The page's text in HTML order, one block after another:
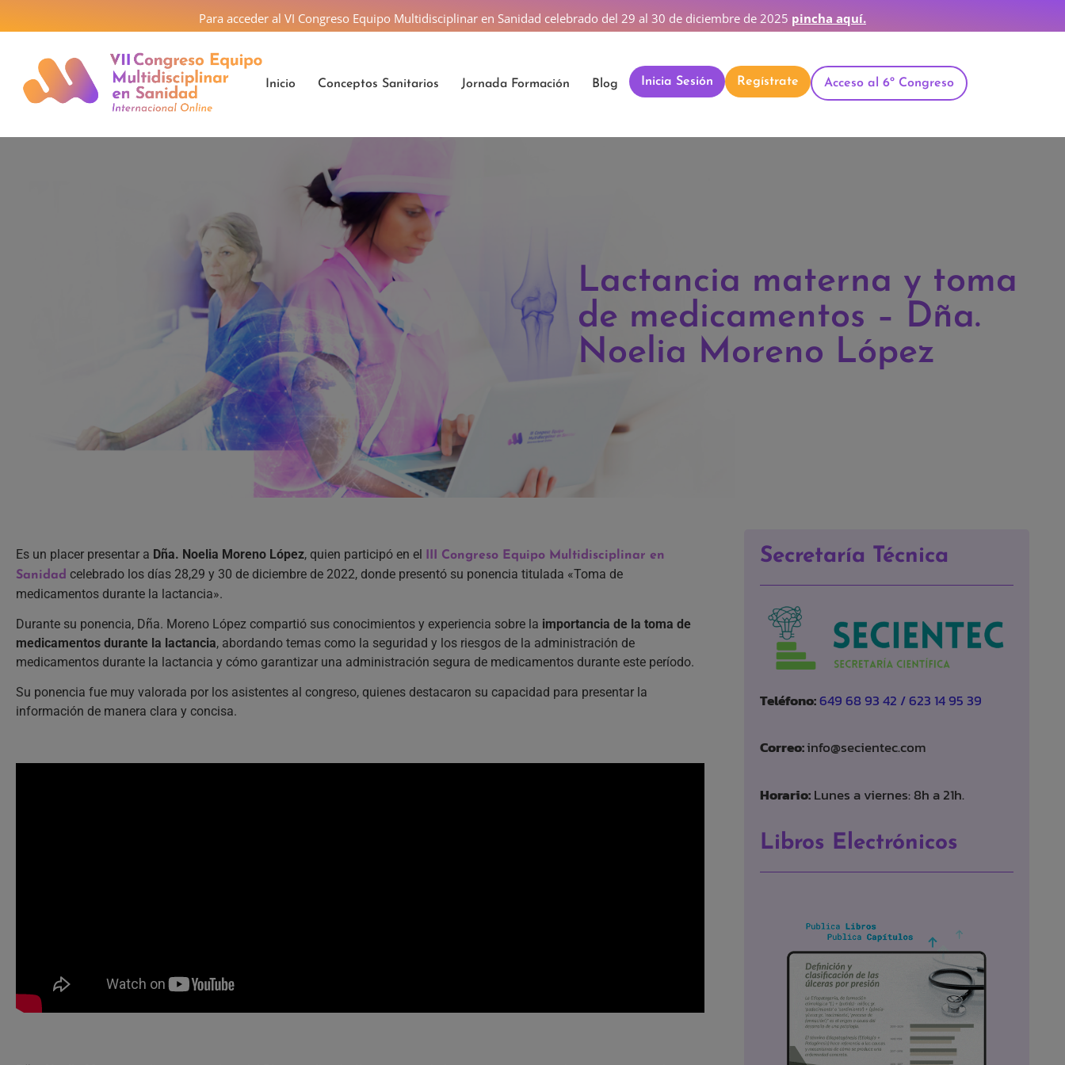
Para acceder al VI Congreso Equipo Multidisciplinar en Sanidad celebrado del 29 al 30 de diciembre de 2025 pincha aquí.
Inicio Conceptos Sanitarios Jornada Formación Blog Inicia Sesión Regístrate Acceso al 6º Congreso
Lactancia materna y toma
de medicamentos – Dña.
Noelia Moreno López
Es un placer presentar a Dña. Noelia Moreno López, quien participó en el
III Congreso Equipo Multidisciplinar en
Sanidad celebrado los días 28,29 y 30 de diciembre de 2022, donde presentó su ponencia titulada «Toma de
medicamentos durante la lactancia».
Durante su ponencia, Dña. Moreno López compartió sus conocimientos y experiencia sobre la importancia de la toma de
medicamentos durante la lactancia, abordando temas como la seguridad y los riesgos de la administración de
medicamentos durante la lactancia y cómo garantizar una administración segura de medicamentos durante este período.
Su ponencia fue muy valorada por los asistentes al congreso, quienes destacaron su capacidad para presentar la
información de manera clara y concisa.
Secretaría Técnica
Teléfono:649 68 93 42 / 623 14 95 39
Correo:info@secientec.com
Horario:Lunes a viernes: 8h a 21h.
Libros Electrónicos